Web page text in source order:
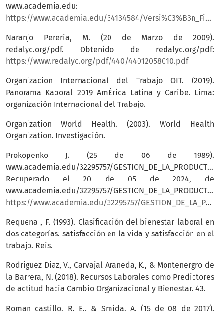
www.academia.edu:
https://www.academia.edu/34134584/Versi%C3%B3n_Final_Working_paper_Grupal_V2
Naranjo Pereria, M. (20 de Marzo de 2009).
redalyc.org/pdf. Obtenido de redalyc.org/pdf:
https://www.redalyc.org/pdf/440/44012058010.pdf
Organizacion Internacional del Trabajo OIT. (2019).
Panorama Kaboral 2019 AmÉrica Latina y Caribe. Lima:
organización Internacional del Trabajo.
Organization World Health. (2003). World Health
Organization. Investigación.
Prokopenko J. (25 de 06 de 1989).
www.academia.edu/32295757/
Recuperado el 20 de 05 de 2024, de
www.academia.edu/32295757/GESTION_DE_LA_PRODUCTIVIDAD_Manual_práctico:
https://www.academia.edu/32295757/GESTION_DE_LA_PRODUCTIVIDAD_Manual_pr%C3%A1ctico
Requena , F. (1993). Clasificación del bienestar laboral en
dos categorías: satisfacción en la vida y satisfacción en el
trabajo. Reis.
Rodriguez Diaz, V., Carvajal Araneda, K., & Montenergro de
la Barrera, N. (2018). Recursos Laborales como Predictores
de actitud hacia Cambio Organizacional y Bienestar. 43.
Roman castillo, R. E., & Smida, A. (15 de 08 de 2017).